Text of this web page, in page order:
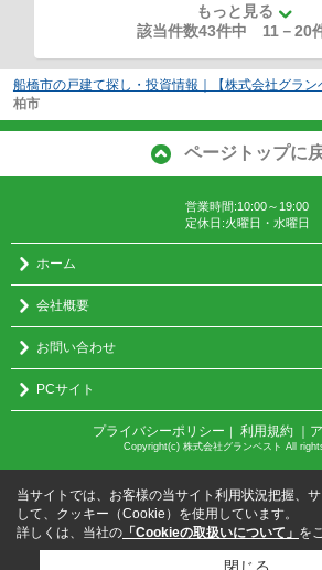
もっと見る
該当件数43件中 11 －20
船橋市の戸建て探し・投資情報｜【株式会社グラン
柏市
ページトップに
営業時間:10:00～19:00
定休日:火曜日・水曜日
ホーム
会社概要
お問い合わせ
PCサイト
プライバシーポリシー ｜ 利用規約 ｜
Copyright(c) 株式会社グランベスト All
当サイトでは、お客様の当サイト利用状況把握、
して、クッキー（Cookie）を使用しています。
詳しくは、当社の 「Cookieの取扱いについて」 を